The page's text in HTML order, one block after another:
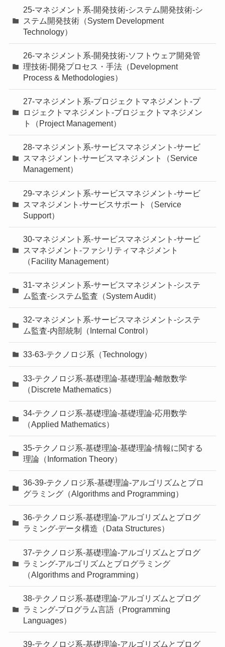
25-マネジメント系-開発技術-システム開発技術-シ
ステム開発技術（System Development
Technology）
26-マネジメント系-開発技術-ソフトウェア開発管
理技術-開発プロセス・手法（Development
Process & Methodologies）
27-マネジメント系-プロジェクトマネジメント-プ
ロジェクトマネジメント-プロジェクトマネジメン
ト（Project Management）
28-マネジメント系-サービスマネジメント-サービ
スマネジメント-サービスマネジメント（Service
Management）
29-マネジメント系-サービスマネジメント-サービ
スマネジメント-サービスサポート（Service
Support）
30-マネジメント系-サービスマネジメント-サービ
スマネジメント-ファシリティマネジメント
（Facility Management）
31-マネジメント系-サービスマネジメント-システ
ム監査-システム監査（System Audit）
32-マネジメント系-サービスマネジメント-システ
ム監査-内部統制（Internal Control）
33-63-テクノロジ系（Technology）
33-テクノロジ系-基礎理論-基礎理論-離散数学
（Discrete Mathematics）
34-テクノロジ系-基礎理論-基礎理論-応用数学
（Applied Mathematics）
35-テクノロジ系-基礎理論-基礎理論-情報に関する
理論（Information Theory）
36-39-テクノロジ系-基礎理論-アルゴリズムとプロ
グラミング（Algorithms and Programming）
36-テクノロジ系-基礎理論-アルゴリズムとプログ
ラミング-データ構造（Data Structures）
37-テクノロジ系-基礎理論-アルゴリズムとプログ
ラミング-アルゴリズムとプログラミング
（Algorithms and Programming）
38-テクノロジ系-基礎理論-アルゴリズムとプログ
ラミング-プログラム言語（Programming
Languages）
39-テクノロジ系-基礎理論-アルゴリズムとプログ